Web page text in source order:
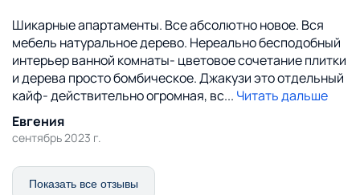
Шикарные апартаменты. Все абсолютно новое. Вся
мебель натуральное дерево. Нереально бесподобный
интерьер ванной комнаты- цветовое сочетание плитки
и дерева просто бомбическое. Джакузи это отдельный
кайф- действительно огромная, вс... Читать дальше
Евгения
сентябрь 2023 г.
Показать все отзывы